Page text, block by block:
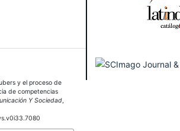
y el proceso de
de competencias
Y Sociedad,